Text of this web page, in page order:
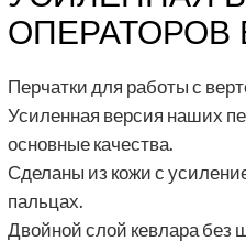
ОПЕРАТОРОВ
Перчатки для работы с
Усиленная версия наших
основные качества.
Сделаны из кожи с
пальцах.
Двойной слой кевлара без